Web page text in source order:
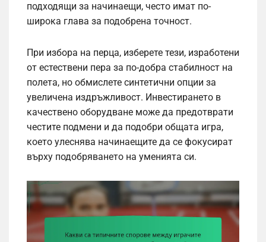
подходящи за начинаещи, често имат по-
широка глава за подобрена точност.
При избора на перца, изберете тези, изработени
от естествени пера за по-добра стабилност на
полета, но обмислете синтетични опции за
увеличена издръжливост. Инвестирането в
качествено оборудване може да предотврати
честите подмени и да подобри общата игра,
което улеснява начинаещите да се фокусират
върху подобряването на уменията си.